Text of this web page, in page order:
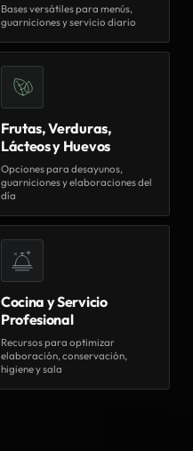
Bases versátiles para menús,
guarniciones y servicio diario
Frutas, Verduras,
Lácteos y Huevos
Opciones para desayunos,
guarniciones y elaboraciones del
día
Cocina y Servicio
Profesional
Recursos para optimizar
elaboración, conservación,
higiene y sala